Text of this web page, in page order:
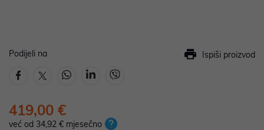
Podijeli na Ispiši proizvod
419,00 €
već od 34,92 € mjesečno